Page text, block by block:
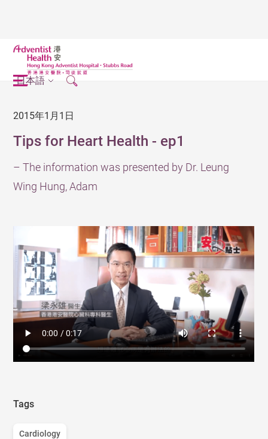
日本語
2015年1月1日
Tips for Heart Health - ep1
– The information was presented by Dr. Leung
Wing Hung, Adam
Tags
Cardiology